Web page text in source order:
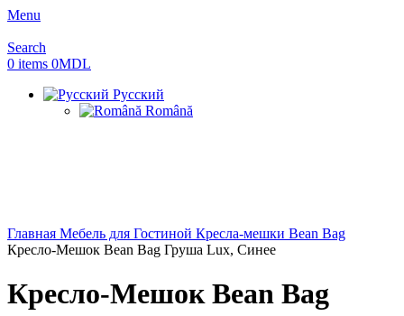
Menu
Search
0 items 0MDL
Русский
Română
Главная Мебель для Гостиной Кресла-мешки Bean Bag
Кресло-Мешок Bean Bag Груша Lux, Синее
Кресло-Мешок Bean Bag